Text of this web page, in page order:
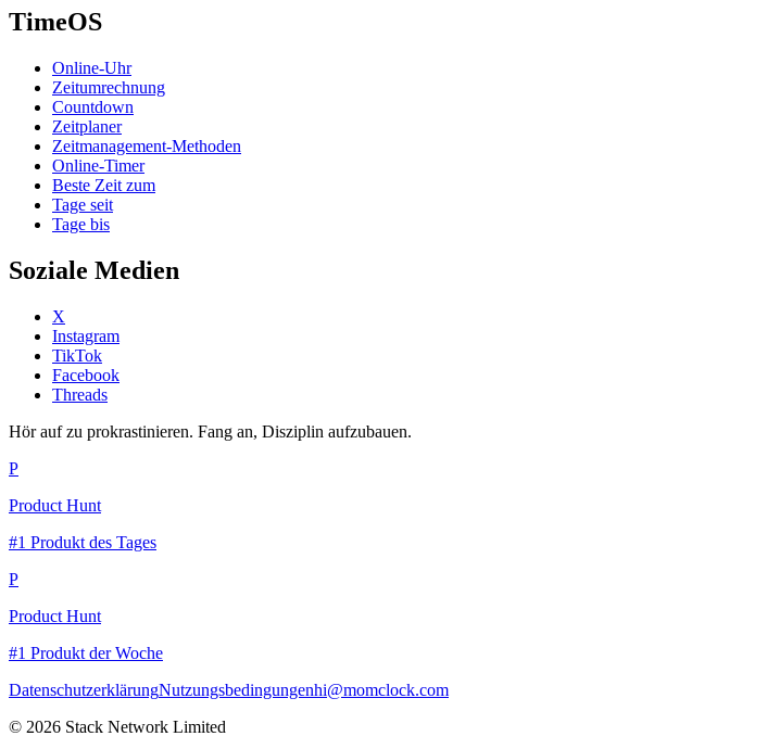
TimeOS
Online-Uhr
Zeitumrechnung
Countdown
Zeitplaner
Zeitmanagement-Methoden
Online-Timer
Beste Zeit zum
Tage seit
Tage bis
Soziale Medien
X
Instagram
TikTok
Facebook
Threads
Hör auf zu prokrastinieren. Fang an, Disziplin aufzubauen.
P
Product Hunt
#1 Produkt des Tages
P
Product Hunt
#1 Produkt der Woche
DatenschutzerklärungNutzungsbedingungenhi@momclock.com
© 2026 Stack Network Limited